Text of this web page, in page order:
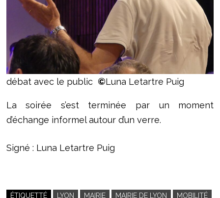
débat avec le public ©Luna Letartre Puig
La soirée s’est terminée par un moment
d’échange informel autour d’un verre.
Signé : Luna Letartre Puig
ÉTIQUETTÉ LYON MAIRIE MAIRIE DE LYON MOBILITÉ